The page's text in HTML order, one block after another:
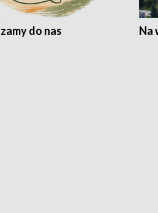
do nas Na